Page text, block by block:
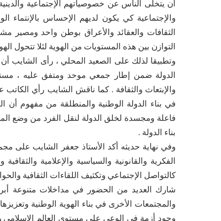
أن يتخلى الناس عن خصوصياتهم الإجتماعية
والإجتماعية كي يكون لديهم الإحساس
الثقافات والعقائد والأعراق بوطن واحد ومصير
التوازن بين هذه المستويات من الهوية لئلا تتحول
وتطبيقا لذلك على الصعيد المحلي ، رأى الشايب
الدولة ضمن إطار جمعي موحد ومتفق عليه ،
والإبتعاث والثقافة . كما ناقش الشايب رأي الكاتب
في بناء الدولة الوطنية والمنطلقة من مفهوم أن
فاعلة ومجسدة لخلق الدولة لنقل الفرد من وضع
بناء الدولة .
وفي نهاية حديثه أكد الأستاذ جعفر الشايب على
الفكرية والقانونية والسياسية والإعلامية
كالتواصل الإجتماعي وتكثيف اللقاءات الثقافية
شارك العديد من الحضور في مداخلات متنوعة
والمجتمعات الأخرى في بناء الهوية الوطنية
وجود أزمة في الوعي على مستوى العالم الإسلامي